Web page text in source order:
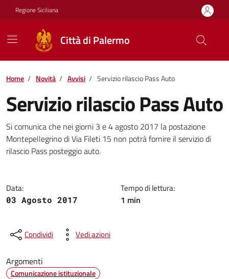
Vai ai contenuti
Vai al footer
Regione Siciliana
Città di Palermo
Home / Novità / Avvisi / Servizio rilascio Pass Auto
Servizio rilascio Pass Auto
Dettagli della notizia
Si comunica che nei giorni 3 e 4 agosto 2017 la postazione
Montepellegrino di Via Fileti 15 non potrà fornire il servizio di
rilascio Pass posteggio auto.
Data:
03 Agosto 2017
Tempo di lettura:
1 min
Condividi Vedi azioni
Argomenti
Comunicazione istituzionale